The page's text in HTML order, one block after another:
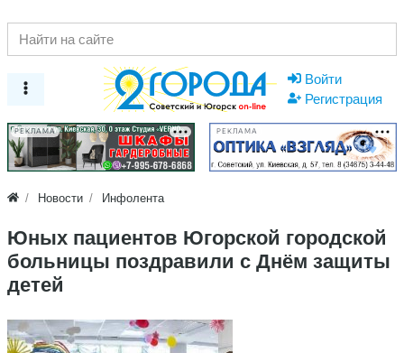
Войти
Регистрация
РЕКЛАМА РЕКЛАМА
Новости Инфолента
Юных пациентов Югорской городской
больницы поздравили с Днём защиты
детей